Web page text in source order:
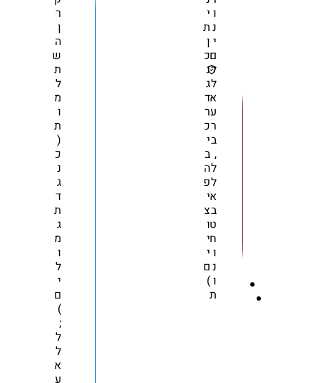
ו
נ
י
ם
ל
ל
א
ע
ר
ב
,
ל
ל
א
ב
ט
ח
ו
נ
ו
ת
י
ת
ן
כ
נ
ג
ד
ר
כ
י
ב
ה
פ
י
צ
ו
י
י
ם
)
ר
ן
ה
ש
ת
ל
מ
ו
ת
(
כ
נ
ג
ד
ת
ג
מ
ו
ל
י
ם
)
;
ל
ל
א